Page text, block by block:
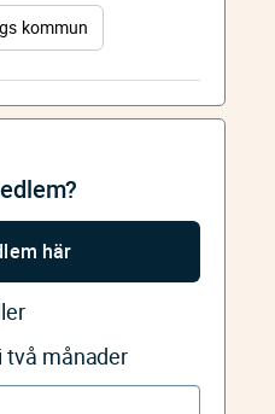
kommun
här
två månader